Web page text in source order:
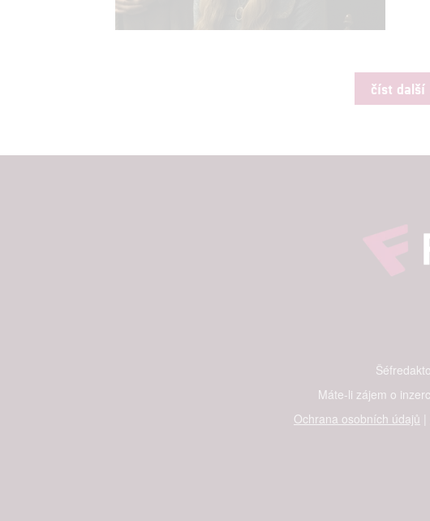
číst další
Máte-li zájem o
Ochrana osobních údajů |